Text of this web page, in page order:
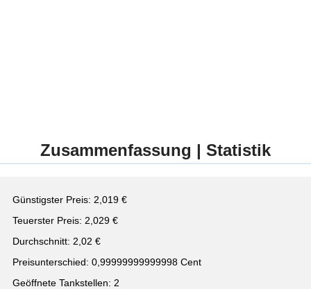
Zusammenfassung | Statistik
Günstigster Preis: 2,019 €
Teuerster Preis: 2,029 €
Durchschnitt: 2,02 €
Preisunterschied: 0,99999999999998 Cent
Geöffnete Tankstellen: 2